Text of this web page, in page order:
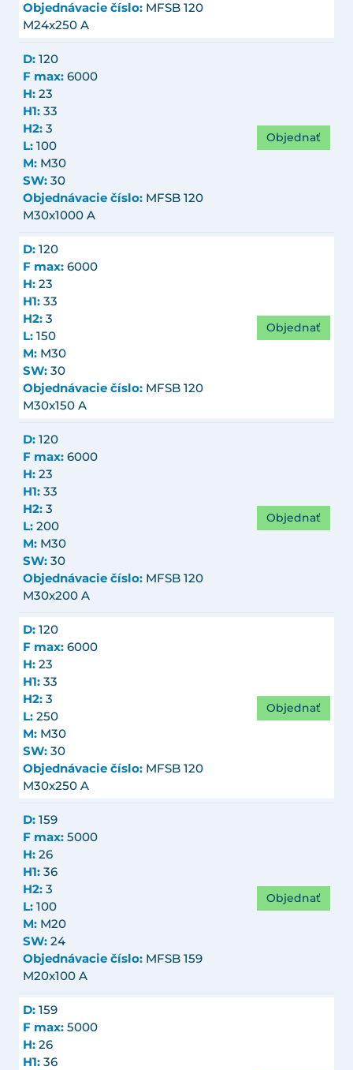
Objednávacie číslo: MFSB 120
M24x250 A
D: 120
F max: 6000
H: 23
H1: 33
H2: 3
L: 100
M: M30
SW: 30
Objednávacie číslo: MFSB 120
M30x1000 A
Objednať
D: 120
F max: 6000
H: 23
H1: 33
H2: 3
L: 150
M: M30
SW: 30
Objednávacie číslo: MFSB 120
M30x150 A
Objednať
D: 120
F max: 6000
H: 23
H1: 33
H2: 3
L: 200
M: M30
SW: 30
Objednávacie číslo: MFSB 120
M30x200 A
Objednať
D: 120
F max: 6000
H: 23
H1: 33
H2: 3
L: 250
M: M30
SW: 30
Objednávacie číslo: MFSB 120
M30x250 A
Objednať
D: 159
F max: 5000
H: 26
H1: 36
H2: 3
L: 100
M: M20
SW: 24
Objednávacie číslo: MFSB 159
M20x100 A
Objednať
D: 159
F max: 5000
H: 26
H1: 36